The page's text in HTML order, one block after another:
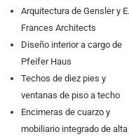
Arquitectura de Gensler y E.
Frances Architects
Diseño interior a cargo de
Pfeifer Haus
Techos de diez pies y
ventanas de piso a techo
Encimeras de cuarzo y
mobiliario integrado de alta